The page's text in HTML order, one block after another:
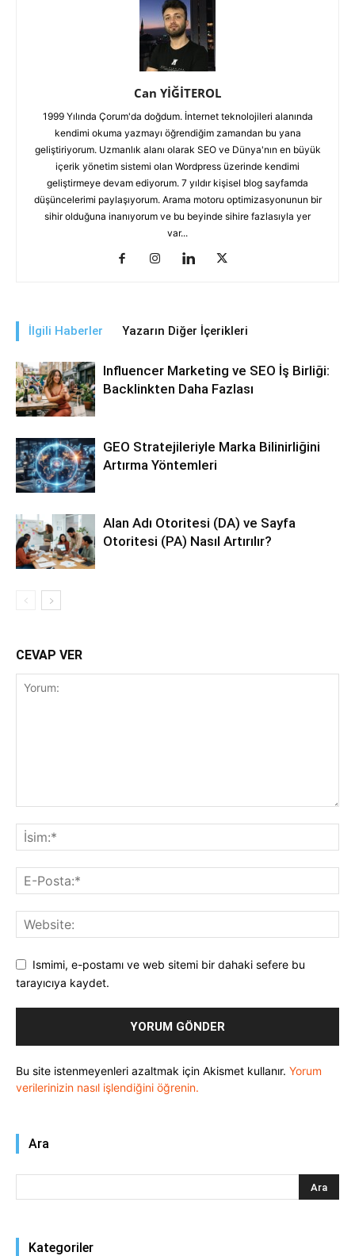
Can YİĞİTEROL
1999 Yılında Çorum'da doğdum. İnternet teknolojileri alanında
kendimi okuma yazmayı öğrendiğim zamandan bu yana
geliştiriyorum. Uzmanlık alanı olarak SEO ve Dünya'nın en büyük
içerik yönetim sistemi olan Wordpress üzerinde kendimi
geliştirmeye devam ediyorum. 7 yıldır kişisel blog sayfamda
düşüncelerimi paylaşıyorum. Arama motoru optimizasyonunun bir
sihir olduğuna inanıyorum ve bu beyinde sihire fazlasıyla yer
var...
İlgili Haberler Yazarın Diğer İçerikleri
Influencer Marketing ve SEO İş Birliği:
Backlinkten Daha Fazlası
GEO Stratejileriyle Marka Bilinirliğini
Artırma Yöntemleri
Alan Adı Otoritesi (DA) ve Sayfa
Otoritesi (PA) Nasıl Artırılır?
CEVAP VER
Ismimi, e-postamı ve web sitemi bir dahaki sefere bu
tarayıcıya kaydet.
Bu site istenmeyenleri azaltmak için Akismet kullanır. Yorum
verilerinizin nasıl işlendiğini öğrenin.
Ara
Kategoriler